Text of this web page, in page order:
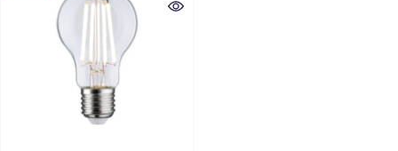
Energieeffizientsklasse:
A
Energieverbrauch:
4 kWh_1000h